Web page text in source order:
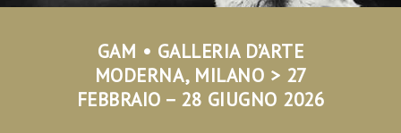
GAM • GALLERIA D’ARTE
MODERNA, MILANO > 27
FEBBRAIO – 28 GIUGNO 2026